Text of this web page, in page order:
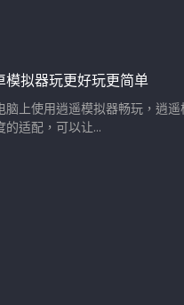
模拟器玩更好玩更简单
上使用逍遥模拟器畅玩，逍
适配，可以让...